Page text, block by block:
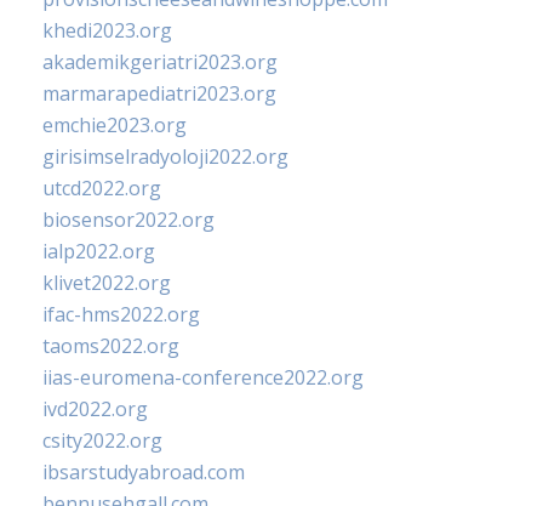
khedi2023.org
akademikgeriatri2023.org
marmarapediatri2023.org
emchie2023.org
girisimselradyoloji2022.org
utcd2022.org
biosensor2022.org
ialp2022.org
klivet2022.org
ifac-hms2022.org
taoms2022.org
iias-euromena-conference2022.org
ivd2022.org
csity2022.org
ibsarstudyabroad.com